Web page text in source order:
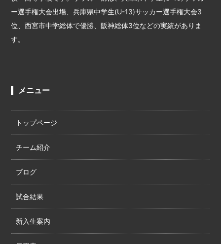
ー選手権大会出場、兵庫県中学生(U-13)サッカー選手権大会3
位、西宮市中学総体で優勝、阪神総体3位などの実績がありま
す。
メニュー
トップページ
チーム紹介
ブログ
試合結果
新入生案内